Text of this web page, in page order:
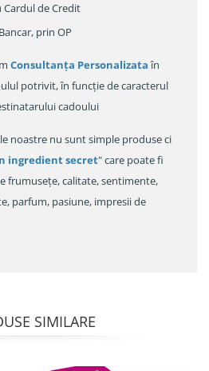
Cardul de Credit
prin OP
Consultanța Personalizataîn
potrivit, în funcție de caracterul
cadoului
noastre nu sunt simple produse ci
ingredient secret" care poate fi
frumusețe, calitate, sentimente,
parfum, pasiune, impresii de
SIMILARE